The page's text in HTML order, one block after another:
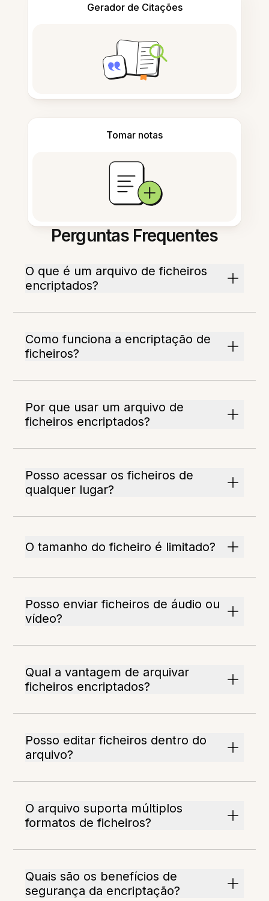
Gerador de Citações
Tomar notas
Perguntas Frequentes
O que é um arquivo de ficheiros
encriptados?
Como funciona a encriptação de
ficheiros?
Por que usar um arquivo de
ficheiros encriptados?
Posso acessar os ficheiros de
qualquer lugar?
O tamanho do ficheiro é limitado?
Posso enviar ficheiros de áudio ou
vídeo?
Qual a vantagem de arquivar
ficheiros encriptados?
Posso editar ficheiros dentro do
arquivo?
O arquivo suporta múltiplos
formatos de ficheiros?
Quais são os benefícios de
segurança da encriptação?